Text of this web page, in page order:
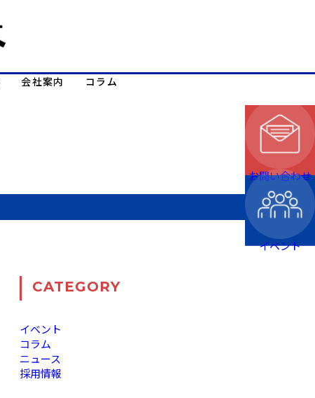
会社案内 コラム
CATEGORY
イベント
コラム
ニュース
採用情報
お問い合わせ
イベント